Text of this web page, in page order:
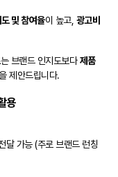
및 참여율이 높고, 광고비
는 브랜드 인지도보다제품
제안드립니다.
용
달 가능 (주로 브랜드 런칭